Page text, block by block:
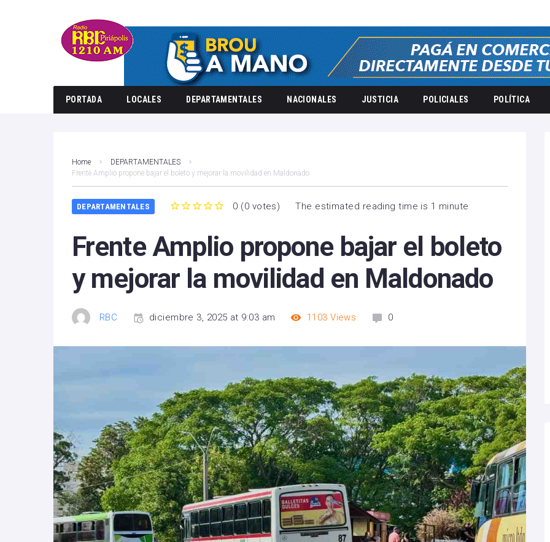
PORTADA LOCALES DEPARTAMENTALES NACIONALES JUSTICIA POLICIALES POLÍTICA
Home
DEPARTAMENTALES
Frente Amplio propone bajar el boleto y mejorar la movilidad en Maldonado
DEPARTAMENTALES 0 (0 votes) The estimated reading time is 1 minute
Frente Amplio propone bajar el boleto
y mejorar la movilidad en Maldonado
RBC diciembre 3, 2025 at 9:03 am 1103 Views 0